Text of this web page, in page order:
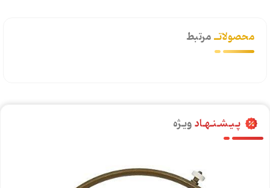
محصولاتــمرتبط
پـیـشـنـهـادویـژه